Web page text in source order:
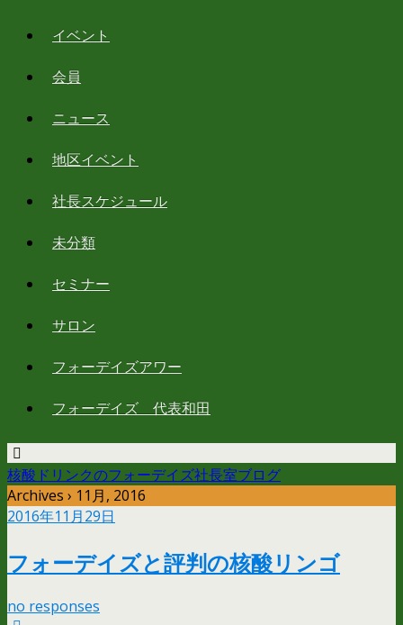
イベント
会員
ニュース
地区イベント
社長スケジュール
未分類
セミナー
サロン
フォーデイズアワー
フォーデイズ 代表和田
核酸ドリンクのフォーデイズ社長室ブログ
Archives › 11月, 2016
2016年11月29日
フォーデイズと評判の核酸リンゴ
no responses